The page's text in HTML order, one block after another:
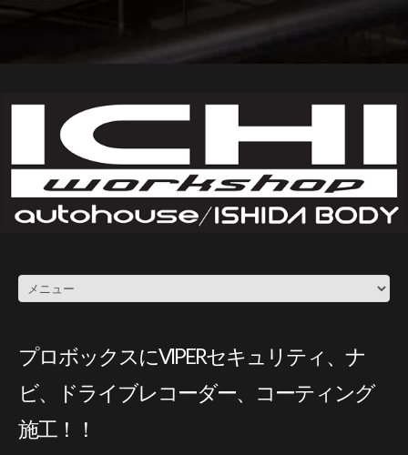
プロボックスにVIPERセキュリティ、ナ
ビ、ドライブレコーダー、コーティング
施工！！